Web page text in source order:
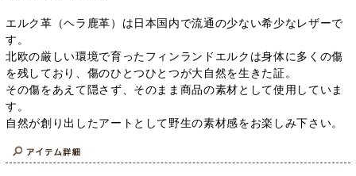
エルク革（ヘラ鹿革）は日本国内で流通の少ない希少なレザーで
す。
北欧の厳しい環境で育ったフィンランドエルクは身体に多くの傷
を残しており、傷のひとつひとつが大自然を生きた証。
その傷をあえて隠さず、そのまま商品の素材として使用していま
す。
自然が創り出したアートとして野生の素材感をお楽しみ下さい。